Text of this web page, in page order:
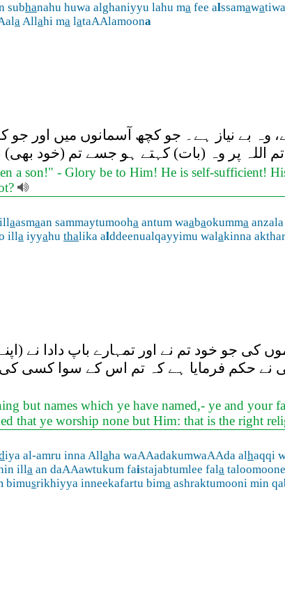
subhanahu huwa alghaniyyu lahu ma fee alssamawa
aAllahi ma lataAAlamoona
ہے، وہ بے نیاز ہے۔ جو کچھ آسمانوں میں اور
پر وہ (بات) کہتے ہو جسے تم (خود بھی)
a son!" - Glory be to Him! He is self-sufficient!
aasmaan sammaytumooha antum waabaokumma
illa iyyahu thalika alddeenualqayyimu walakinna
جو خود تم نے اور تمہارے باپ دادا نے
نے حکم فرمایا ہے کہ تم اس کے سوا کسی
but names which ye have named,- ye and your
that ye worship none but Him: that is the right
iya al-amru inna Allaha waAAadakumwaAAda alhaqqi
illa an daAAawtukum faistajabtumlee fala
bimusrikhiyya inneekafartu bima ashraktumooni min